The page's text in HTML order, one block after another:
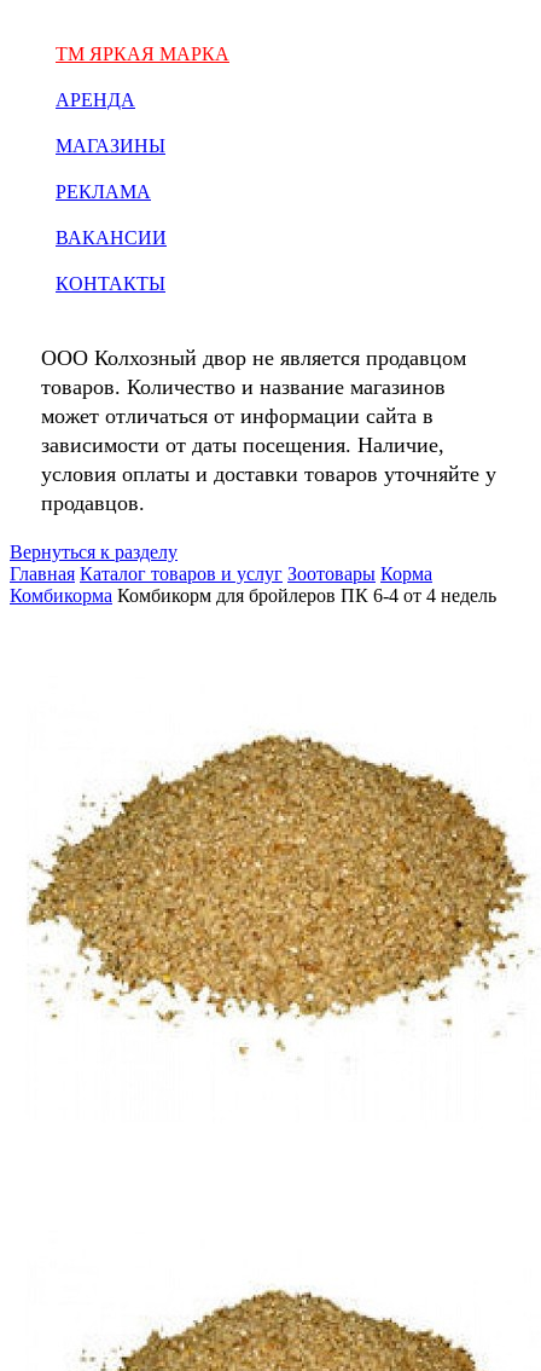
ТМ ЯРКАЯ МАРКА
АРЕНДА
МАГАЗИНЫ
РЕКЛАМА
ВАКАНСИИ
КОНТАКТЫ
ООО Колхозный двор не является продавцом
товаров. Количество и название магазинов
может отличаться от информации сайта в
зависимости от даты посещения. Наличие,
условия оплаты и доставки товаров уточняйте у
продавцов.
Вернуться к разделу
Главная Каталог товаров и услуг Зоотовары Корма
Комбикорма Комбикорм для бройлеров ПК 6-4 от 4 недель